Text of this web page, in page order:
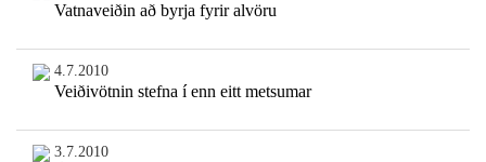
Vatnaveiðin að byrja fyrir alvöru
4.7.2010
Veiðivötnin stefna í enn eitt metsumar
3.7.2010